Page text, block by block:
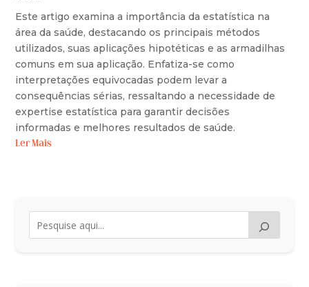
Este artigo examina a importância da estatística na
área da saúde, destacando os principais métodos
utilizados, suas aplicações hipotéticas e as armadilhas
comuns em sua aplicação. Enfatiza-se como
interpretações equivocadas podem levar a
consequências sérias, ressaltando a necessidade de
expertise estatística para garantir decisões
informadas e melhores resultados de saúde.
Ler Mais